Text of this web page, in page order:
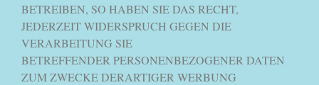
BETREIBEN, SO HABEN SIE DAS RECHT,
JEDERZEIT WIDERSPRUCH GEGEN DIE
VERARBEITUNG SIE
BETREFFENDER PERSONENBEZOGENER DATEN
ZUM ZWECKE DERARTIGER WERBUNG